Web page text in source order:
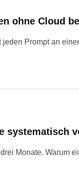
ohne Cloud
jeden Prompt an
systematisch
Monate. Warum